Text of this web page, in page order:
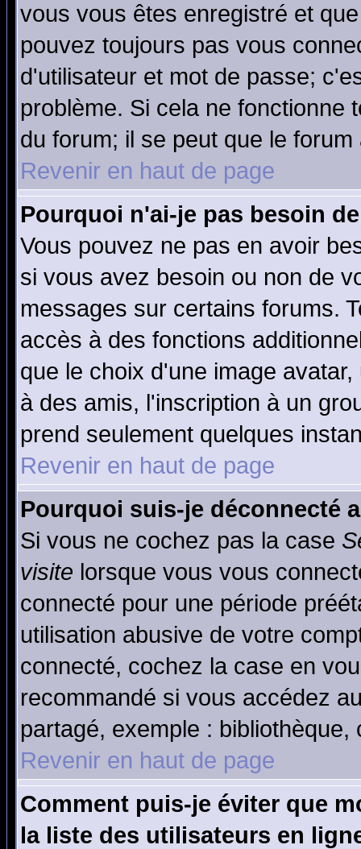
vous vous êtes enregistré et
pouvez toujours pas vous
d'utilisateur et mot de passe;
problème. Si cela ne fonctionne
du forum; il se peut que le
Revenir en haut de page
Pourquoi n'ai-je pas besoin
Vous pouvez ne pas en avoir
si vous avez besoin ou non de
messages sur certains forums.
accès à des fonctions
que le choix d'une image
à des amis, l'inscription à un
prend seulement quelques
Revenir en haut de page
Pourquoi suis-je déconnecté
Si vous ne cochez pas la case
visite lorsque vous vous
connecté pour une période
utilisation abusive de votre
connecté, cochez la case en
recommandé si vous accédez
partagé, exemple :
Revenir en haut de page
Comment puis-je éviter que
la liste des utilisateurs en